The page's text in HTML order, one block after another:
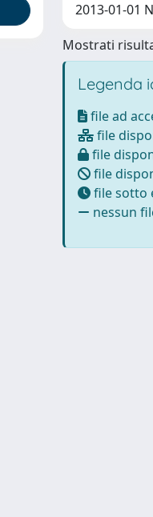
2013-01-01
Mostrati
Legenda
file ad
file
file
file
file sotto
nessun